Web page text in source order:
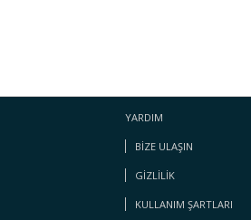
YARDIM
BIZE ULAŞIN
GIZLILIK
KULLANIM ŞARTLARI